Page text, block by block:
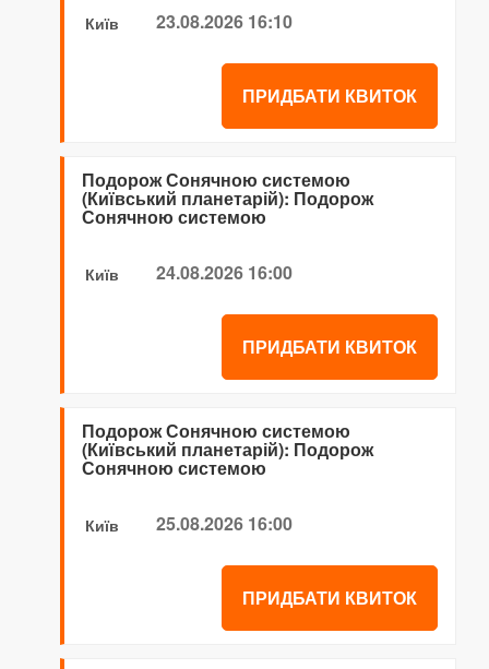
Київ 23.08.2026 16:10
ПРИДБАТИ КВИТОК
Подорож Сонячною системою
(Київський планетарій): Подорож
Сонячною системою
Київ 24.08.2026 16:00
ПРИДБАТИ КВИТОК
Подорож Сонячною системою
(Київський планетарій): Подорож
Сонячною системою
Київ 25.08.2026 16:00
ПРИДБАТИ КВИТОК